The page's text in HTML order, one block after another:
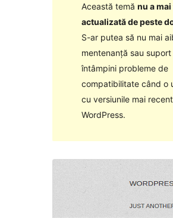
Această temă nu a
actualizată de peste
S-ar putea să nu mai
mentenanță sau suport
întâmpini probleme de
compatibilitate când o
cu versiunile mai
WordPress.